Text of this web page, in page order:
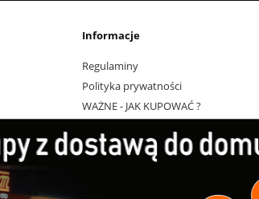
Informacje
Regulaminy
Polityka prywatności
WAŻNE - JAK KUPOWAĆ ?